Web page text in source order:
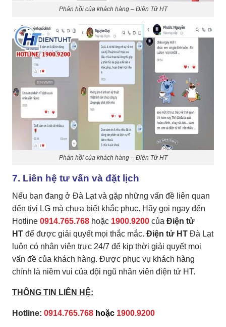
Phản hồi của khách hàng – Điện Tử HT
Phản hồi của khách hàng – Điện Tử HT
7. Liên hệ tư vấn và đặt lịch
Nếu bạn đang ở Đà Lạt và gặp những vấn đề liên quan
đến tivi LG mà chưa biết khắc phục. Hãy gọi ngay đến
Hotline 0914.765.768 hoặc 1900.9200 của Điện tử
HT để được giải quyết mọi thắc mắc. Điện tử HT Đà Lạt
luôn có nhân viên trực 24/7 để kịp thời giải quyết mọi
vấn đề của khách hàng. Được phục vụ khách hàng
chính là niềm vui của đội ngũ nhân viên điện tử HT.
THÔNG TIN LIÊN HỆ:
Hotline: 0914.765.768 hoặc 1900.9200